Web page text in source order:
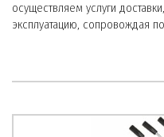
осуществляем услуги
эксплуатацию, сопровождая